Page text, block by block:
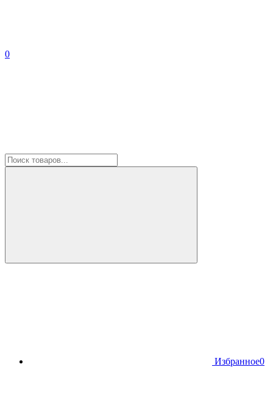
0
Избранное0